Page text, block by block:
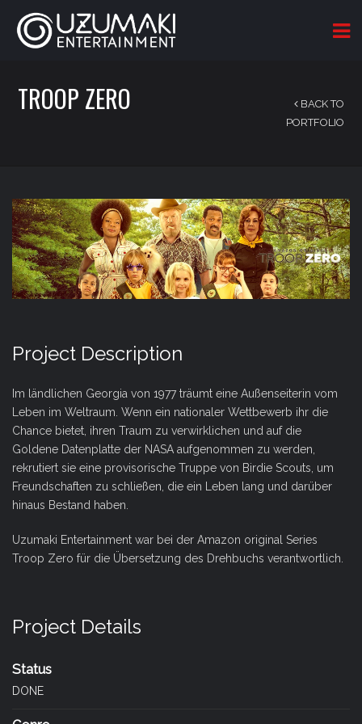
TROOP ZERO
BACK TO
PORTFOLIO
Project Description
Im ländlichen Georgia von 1977 träumt eine Außenseiterin vom
Leben im Weltraum. Wenn ein nationaler Wettbewerb ihr die
Chance bietet, ihren Traum zu verwirklichen und auf die
Goldene Datenplatte der NASA aufgenommen zu werden,
rekrutiert sie eine provisorische Truppe von Birdie Scouts, um
Freundschaften zu schließen, die ein Leben lang und darüber
hinaus Bestand haben.
Uzumaki Entertainment war bei der Amazon original Series
Troop Zero für die Übersetzung des Drehbuchs verantwortlich.
Project Details
Status
DONE